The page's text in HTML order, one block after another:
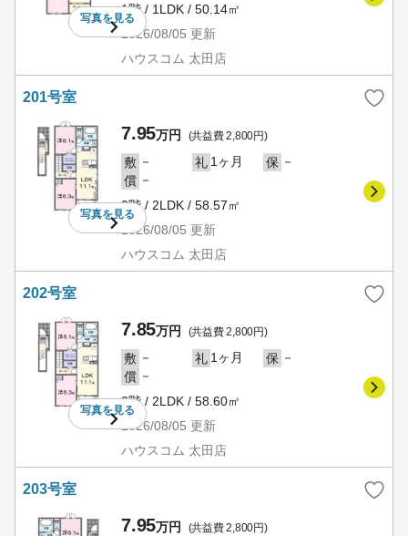
写真を見る
1階 / 1LDK / 50.14㎡
2026/08/05 更新
ハウスコム 太田店
201号室
写真を見る
7.95万円 (共益費 2,800円)
敷 － 礼 1ヶ月 保 －
償 －
2階 / 2LDK / 58.57㎡
2026/08/05 更新
ハウスコム 太田店
202号室
写真を見る
7.85万円 (共益費 2,800円)
敷 － 礼 1ヶ月 保 －
償 －
2階 / 2LDK / 58.60㎡
2026/08/05 更新
ハウスコム 太田店
203号室
7.95万円 (共益費 2,800円)